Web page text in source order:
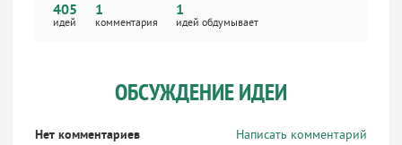
405
идей
1
комментария
1
идей обдумывает
ОБСУЖДЕНИЕ ИДЕИ
Написать комментарий
Нет комментариев